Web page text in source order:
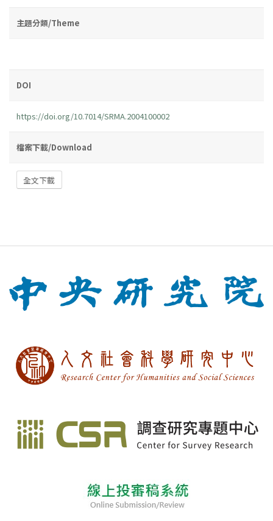
主題分類/Theme
DOI
https://doi.org/10.7014/SRMA.2004100002
檔案下載/Download
全文下載